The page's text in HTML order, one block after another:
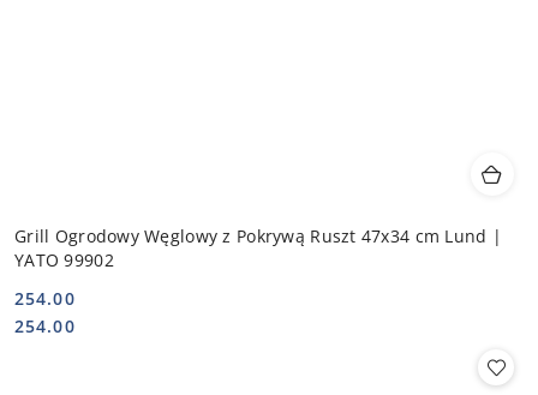
Grill Ogrodowy Węglowy z Pokrywą Ruszt 47x34 cm Lund |
YATO 99902
Cena:
254.00
Cena:
254.00